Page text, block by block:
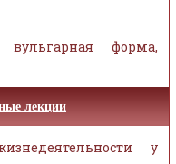
вульгарная форма,
лекции
у